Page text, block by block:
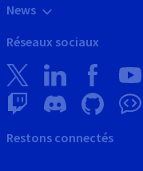
News
Réseaux sociaux
Restons connectés